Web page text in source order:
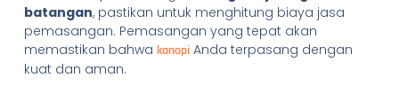
batangan, pastikan untuk menghitung biaya jasa
pemasangan. Pemasangan yang tepat akan
memastikan bahwa kanopiAnda terpasang dengan
kuat dan aman.